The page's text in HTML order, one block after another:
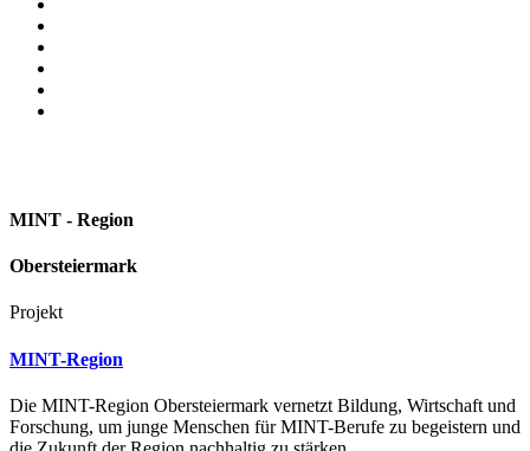
MINT - Region
Obersteiermark
Projekt
MINT-Region
Die MINT-Region Obersteiermark vernetzt Bildung, Wirtschaft und
Forschung, um junge Menschen für MINT-Berufe zu begeistern und